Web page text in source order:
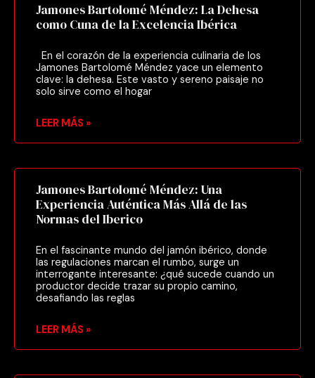
Jamones Bartolomé Méndez: La Dehesa
como Cuna de la Excelencia Ibérica
En el corazón de la experiencia culinaria de los
Jamones Bartolomé Méndez yace un elemento
clave: la dehesa. Este vasto y sereno paisaje no
solo sirve como el hogar
LEER MÁS »
Jamones Bartolomé Méndez: Una
Experiencia Auténtica Más Allá de las
Normas del Iberico
En el fascinante mundo del jamón ibérico, donde
las regulaciones marcan el rumbo, surge un
interrogante interesante: ¿qué sucede cuando un
productor decide trazar su propio camino,
desafiando las reglas
LEER MÁS »